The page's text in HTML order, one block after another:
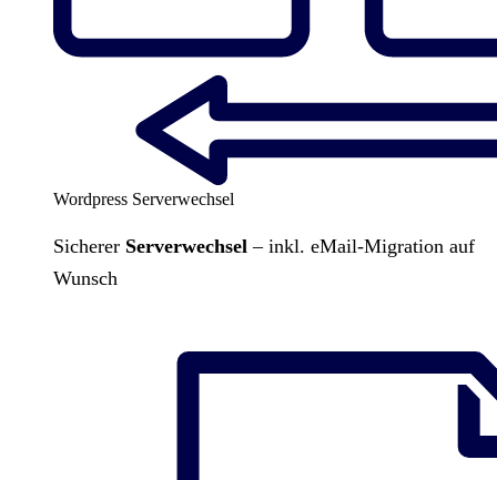
Wordpress Serverwechsel
Sicherer Serverwechsel – inkl. eMail-Migration auf
Wunsch